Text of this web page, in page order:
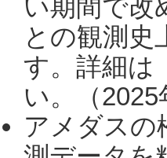
い期間で改
との観測史
す。詳細は
い。（2025
アメダスの